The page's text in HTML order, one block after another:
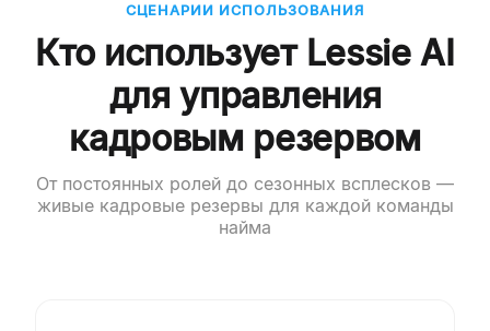
СЦЕНАРИИ ИСПОЛЬЗОВАНИЯ
Кто использует Lessie AI
для управления
кадровым резервом
От постоянных ролей до сезонных всплесков —
живые кадровые резервы для каждой команды
найма